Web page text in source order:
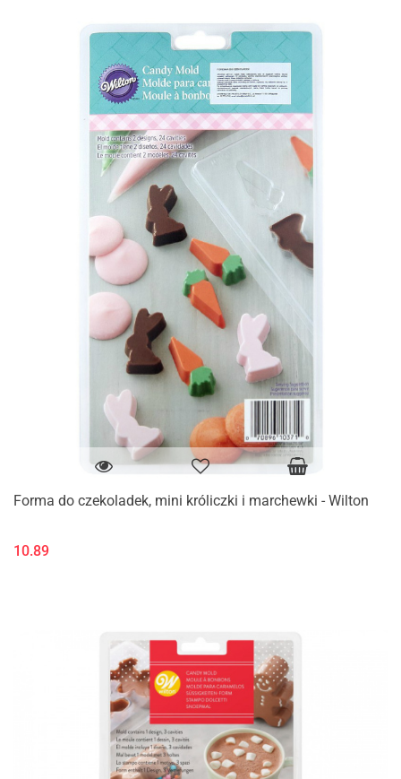
Forma do czekoladek, mini króliczki i marchewki - Wilton
10.89